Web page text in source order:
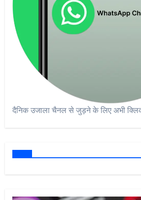
दैनिक उजाला चैनल से जुड़ने के लिए अभी